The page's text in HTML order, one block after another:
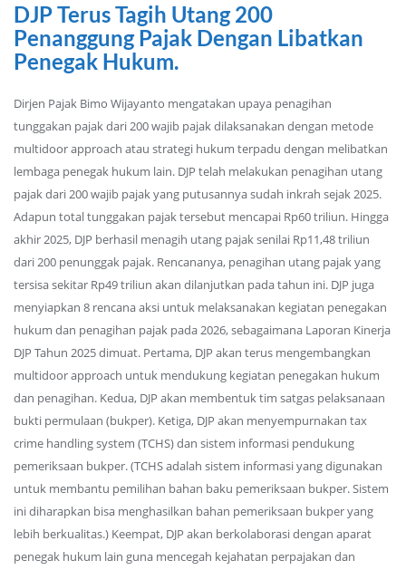
DJP Terus Tagih Utang 200
Penanggung Pajak Dengan Libatkan
Penegak Hukum.
Dirjen Pajak Bimo Wijayanto mengatakan upaya penagihan
tunggakan pajak dari 200 wajib pajak dilaksanakan dengan metode
multidoor approach atau strategi hukum terpadu dengan melibatkan
lembaga penegak hukum lain. DJP telah melakukan penagihan utang
pajak dari 200 wajib pajak yang putusannya sudah inkrah sejak 2025.
Adapun total tunggakan pajak tersebut mencapai Rp60 triliun. Hingga
akhir 2025, DJP berhasil menagih utang pajak senilai Rp11,48 triliun
dari 200 penunggak pajak. Rencananya, penagihan utang pajak yang
tersisa sekitar Rp49 triliun akan dilanjutkan pada tahun ini. DJP juga
menyiapkan 8 rencana aksi untuk melaksanakan kegiatan penegakan
hukum dan penagihan pajak pada 2026, sebagaimana Laporan Kinerja
DJP Tahun 2025 dimuat. Pertama, DJP akan terus mengembangkan
multidoor approach untuk mendukung kegiatan penegakan hukum
dan penagihan. Kedua, DJP akan membentuk tim satgas pelaksanaan
bukti permulaan (bukper). Ketiga, DJP akan menyempurnakan tax
crime handling system (TCHS) dan sistem informasi pendukung
pemeriksaan bukper. (TCHS adalah sistem informasi yang digunakan
untuk membantu pemilihan bahan baku pemeriksaan bukper. Sistem
ini diharapkan bisa menghasilkan bahan pemeriksaan bukper yang
lebih berkualitas.) Keempat, DJP akan berkolaborasi dengan aparat
penegak hukum lain guna mencegah kejahatan perpajakan dan